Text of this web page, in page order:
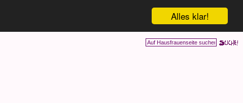
Alles klar!